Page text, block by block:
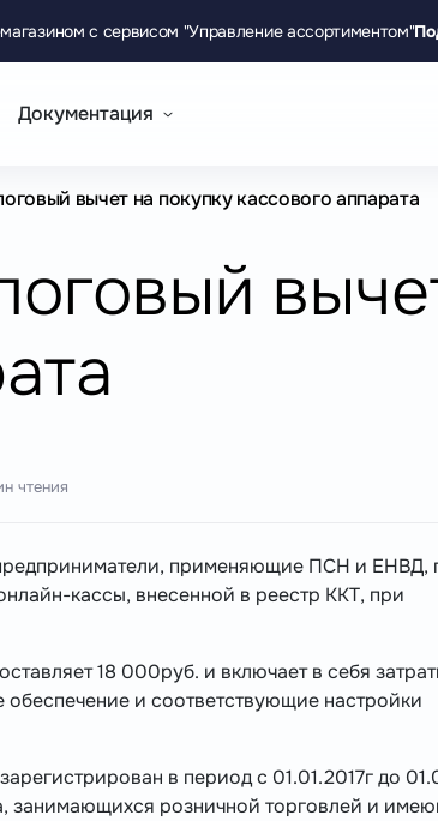
с сервисом "Управление ассортиментом"
Документация
вычет на покупку кассового аппарата
чтения
применяющие ПСН и ЕНВД,
кассы, внесенной в реестр ККТ, при
18 000руб. и включает в себя
и соответствующие настройки
в период с 01.01.2017г до
занимающихся розничной торговлей и